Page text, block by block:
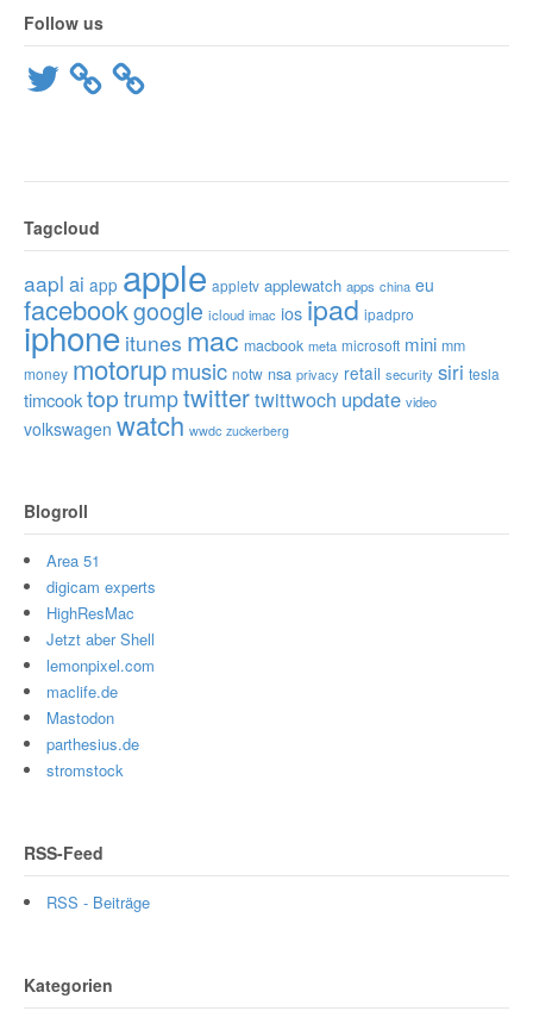
Follow us
Twitter
Tagcloud
aapl ai app apple appletv applewatch apps china eu
facebookgoogle icloud imac ios ipad ipadpro
iphone itunes mac macbook meta microsoft mini mm
money motorupmusic notw nsa privacy retail security siri tesla
timcooktop trumptwittertwittwoch update video
volkswagen watch wwdc zuckerberg
Blogroll
Area 51
digicam experts
HighResMac
Jetzt aber Shell
lemonpixel.com
maclife.de
Mastodon
parthesius.de
stromstock
RSS-Feed
RSS - Beiträge
Kategorien